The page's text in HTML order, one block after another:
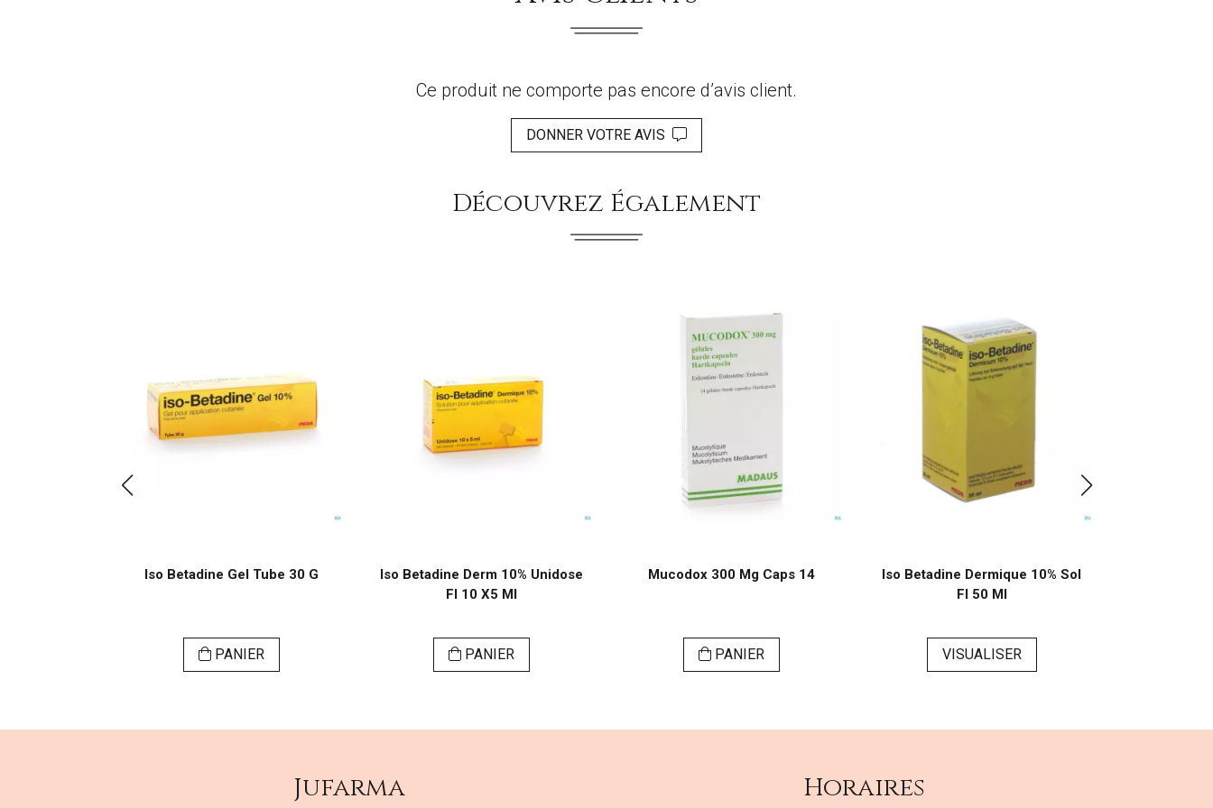
Ce produit ne comporte pas encore d’avis client.
DONNER VOTRE AVIS
Découvrez Également
Iso Betadine Gel Tube 30 G
PANIER
Iso Betadine Derm 10% Unidose
Fl 10 X5 Ml
PANIER
Mucodox 300 Mg Caps 14
PANIER
Iso Betadine Dermique 10% Sol
Fl 50 Ml
VISUALISER
Jufarma Horaires